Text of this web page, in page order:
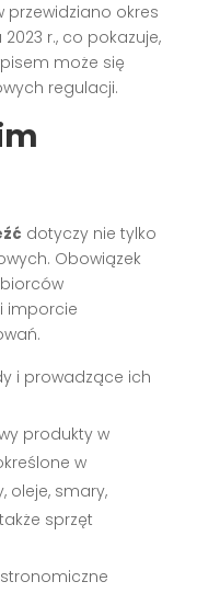
przewidziano okres
r., co pokazuje,
może się
regulacji.
dotyczy nie tylko
Obowiązek
imporcie
i prowadzące ich
produkty w
w
oleje, smary,
sprzęt